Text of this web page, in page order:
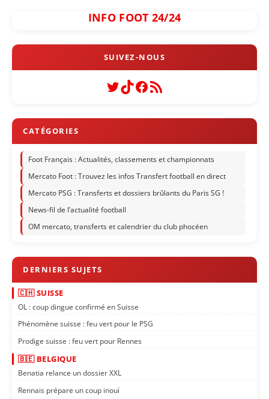
INFO FOOT 24/24
Twitter
TikTok
Facebook
Flux RSS
Foot Français : Actualités, classements et championnats
Mercato Foot : Trouvez les infos Transfert football en direct
Mercato PSG : Transferts et dossiers brûlants du Paris SG !
News-fil de l’actualité football
OM mercato, transferts et calendrier du club phocéen
🇨🇭 SUISSE
OL : coup dingue confirmé en Suisse
Phénomène suisse : feu vert pour le PSG
Prodige suisse : feu vert pour Rennes
🇧🇪 BELGIQUE
Benatia relance un dossier XXL
Rennais prépare un coup inouï